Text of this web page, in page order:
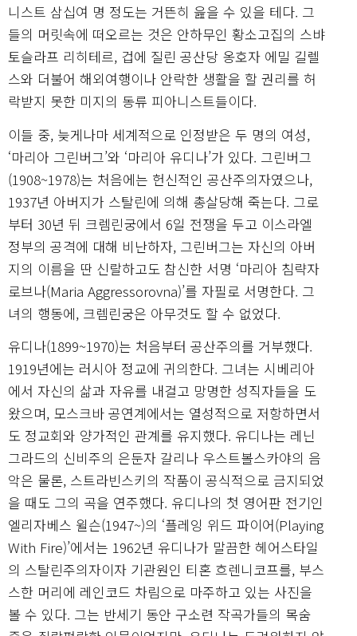
니스트 삼십여 명 정도는 거뜬히 읊을 수 있을 테다. 그
들의 머릿속에 떠오르는 것은 안하무인 황소고집의 스뱌
토슬라프 리히테르, 겁에 질린 공산당 옹호자 에밀 길렐
스와 더불어 해외여행이나 안락한 생활을 할 권리를 허
락받지 못한 미지의 동류 피아니스트들이다.
이들 중, 늦게나마 세계적으로 인정받은 두 명의 여성,
‘마리아 그린버그’와 ‘마리아 유디나’가 있다. 그린버그
(1908~1978)는 처음에는 헌신적인 공산주의자였으나,
1937년 아버지가 스탈린에 의해 총살당해 죽는다. 그로
부터 30년 뒤 크렘린궁에서 6일 전쟁을 두고 이스라엘
정부의 공격에 대해 비난하자, 그린버그는 자신의 아버
지의 이름을 딴 신랄하고도 참신한 서명 ‘마리아 침략자
로브나(Maria Aggressorovna)’를 자필로 서명한다. 그
녀의 행동에, 크렘린궁은 아무것도 할 수 없었다.
유디나(1899~1970)는 처음부터 공산주의를 거부했다.
1919년에는 러시아 정교에 귀의한다. 그녀는 시베리아
에서 자신의 삶과 자유를 내걸고 망명한 성직자들을 도
왔으며, 모스크바 공연계에서는 열성적으로 저항하면서
도 정교회와 양가적인 관계를 유지했다. 유디나는 레닌
그라드의 신비주의 은둔자 갈리나 우스트볼스카야의 음
악은 물론, 스트라빈스키의 작품이 공식적으로 금지되었
을 때도 그의 곡을 연주했다. 유디나의 첫 영어판 전기인
엘리자베스 윌슨(1947~)의 ‘플레잉 위드 파이어(Playing
With Fire)’에서는 1962년 유디나가 말끔한 헤어스타일
의 스탈린주의자이자 기관원인 티혼 흐렌니코프를, 부스
스한 머리에 레인코드 차림으로 마주하고 있는 사진을
볼 수 있다. 그는 반세기 동안 구소련 작곡가들의 목숨